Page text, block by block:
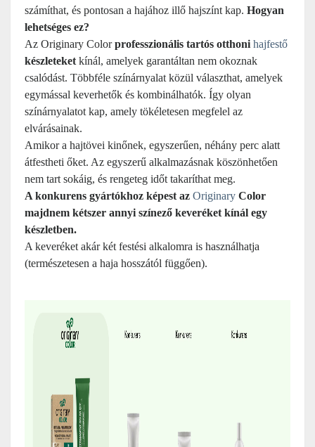
számíthat, és pontosan a hajához illő hajszínt kap. Hogyan
lehetséges ez?
Az Originary Colorprofesszionális tartós otthoni hajfestő
készleteket kínál, amelyek garantáltan nem okoznak
csalódást. Többféle színárnyalat közül választhat, amelyek
egymással keverhetők és kombinálhatók. Így olyan
színárnyalatot kap, amely tökéletesen megfelel az
elvárásainak.
Amikor a hajtövei kinőnek, egyszerűen, néhány perc alatt
átfestheti őket. Az egyszerű alkalmazásnak köszönhetően
nem tart sokáig, és rengeteg időt takaríthat meg.
A konkurens gyártókhoz képest az Originary Color
majdnem kétszer annyi színező keveréket kínál egy
készletben.
A keveréket akár két festési alkalomra is használhatja
(természetesen a haja hosszától függően).